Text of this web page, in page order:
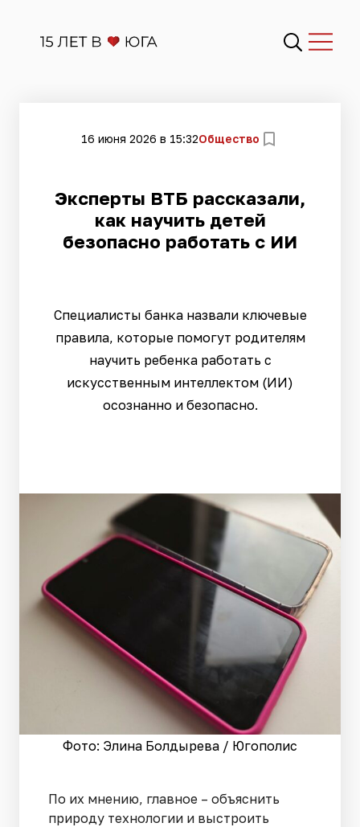
16 июня 2026 в 15:32Общество
Эксперты ВТБ рассказали,
как научить детей
безопасно работать с ИИ
Специалисты банка назвали ключевые
правила, которые помогут родителям
научить ребенка работать с
искусственным интеллектом (ИИ)
осознанно и безопасно.
Фото: Элина Болдырева / Югополис
По их мнению, главное – объяснить
природу технологии и выстроить